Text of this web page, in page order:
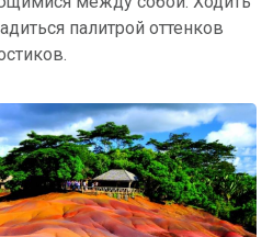
палитрой оттенков